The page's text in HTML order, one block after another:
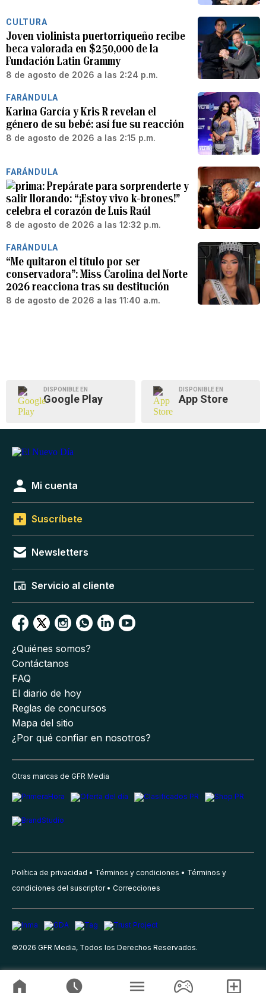
CULTURA
Joven violinista puertorriqueño recibe
beca valorada en $250,000 de la
Fundación Latin Grammy
8 de agosto de 2026 a las 2:24 p.m.
FARÁNDULA
Karina García y Kris R revelan el
género de su bebé: así fue su reacción
8 de agosto de 2026 a las 2:15 p.m.
FARÁNDULA
Prepárate para sorprenderte y
salir llorando: “¡Estoy vivo k-brones!”
celebra el corazón de Luis Raúl
8 de agosto de 2026 a las 12:32 p.m.
FARÁNDULA
“Me quitaron el título por ser
conservadora”: Miss Carolina del Norte
2026 reacciona tras su destitución
8 de agosto de 2026 a las 11:40 a.m.
DISPONIBLE EN
Google Play
DISPONIBLE EN
App Store
Mi cuenta
Suscríbete
Newsletters
Servicio al cliente
¿Quiénes somos?
Contáctanos
FAQ
El diario de hoy
Reglas de concursos
Mapa del sitio
¿Por qué confiar en nosotros?
Otras marcas de GFR Media
Política de privacidad Términos y condiciones
Términos y
condiciones del suscriptor
Correcciones
©2026 GFR Media, Todos los Derechos Reservados.